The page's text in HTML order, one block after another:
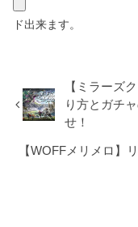
ド出来ます。
【ミラーズ
り方とガチ
せ！
【WOFFメリメロ】